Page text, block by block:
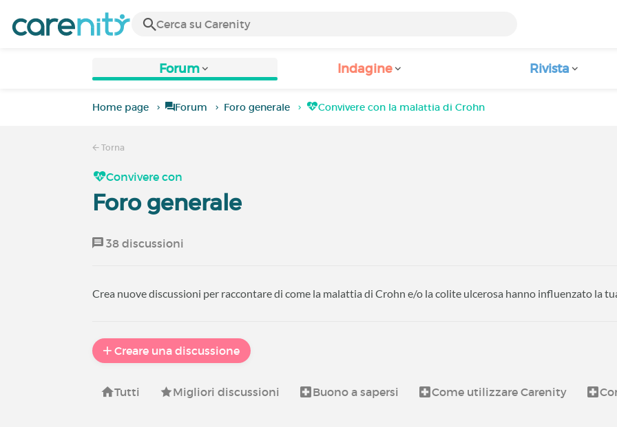
Forum Indagine Rivista
Home page Forum Foro generale Convivere con la malattia di Crohn
Torna
Convivere con
Foro generale
38 discussioni
Crea nuove discussioni per raccontare di come la malattia di Crohn e/o la colite ulcerosa hanno influenzato la
Creare una discussione
Tutti Migliori discussioni Buono a sapersi Come utilizzare Carenity